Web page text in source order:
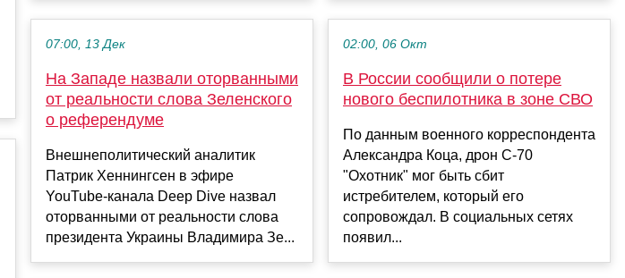
07:00, 13 Дек
На Западе назвали оторванными
от реальности слова Зеленского
о референдуме
Внешнеполитический аналитик
Патрик Хеннингсен в эфире
YouTube-канала Deep Dive назвал
оторванными от реальности слова
президента Украины Владимира Зе...
02:00, 06 Окт
В России сообщили о потере
нового беспилотника в зоне СВО
По данным военного корреспондента
Александра Коца, дрон С-70
"Охотник" мог быть сбит
истребителем, который его
сопровождал. В социальных сетях
появил...